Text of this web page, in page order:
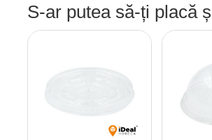
S-ar putea să-ți placă